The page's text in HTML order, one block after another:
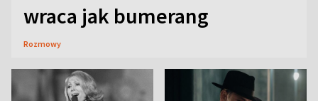
wraca jak bumerang
Rozmowy